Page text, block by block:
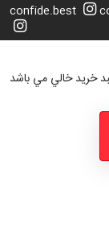
confide.best
خرید خالي مي باشد